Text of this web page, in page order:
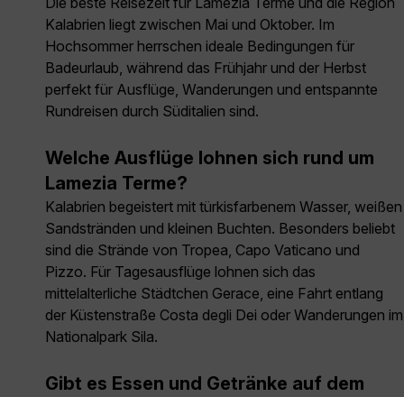
Kalabrien liegt zwischen Mai und Oktober. Im
Hochsommer herrschen ideale Bedingungen für
Badeurlaub, während das Frühjahr und der Herbst
perfekt für Ausflüge, Wanderungen und entspannte
Rundreisen durch Süditalien sind.
Welche Ausflüge lohnen sich rund um
Lamezia Terme?
Kalabrien begeistert mit türkisfarbenem Wasser, weißen
Sandstränden und kleinen Buchten. Besonders beliebt
sind die Strände von Tropea, Capo Vaticano und
Pizzo. Für Tagesausflüge lohnen sich das
mittelalterliche Städtchen Gerace, eine Fahrt entlang
der Küstenstraße Costa degli Dei oder Wanderungen im
Nationalpark Sila.
Gibt es Essen und Getränke auf dem